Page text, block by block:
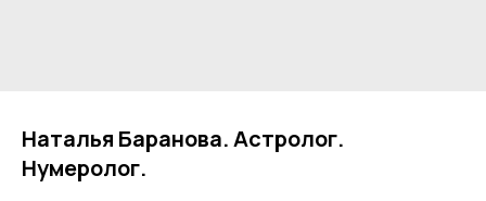
Наталья Баранова. Астролог.
Нумеролог.